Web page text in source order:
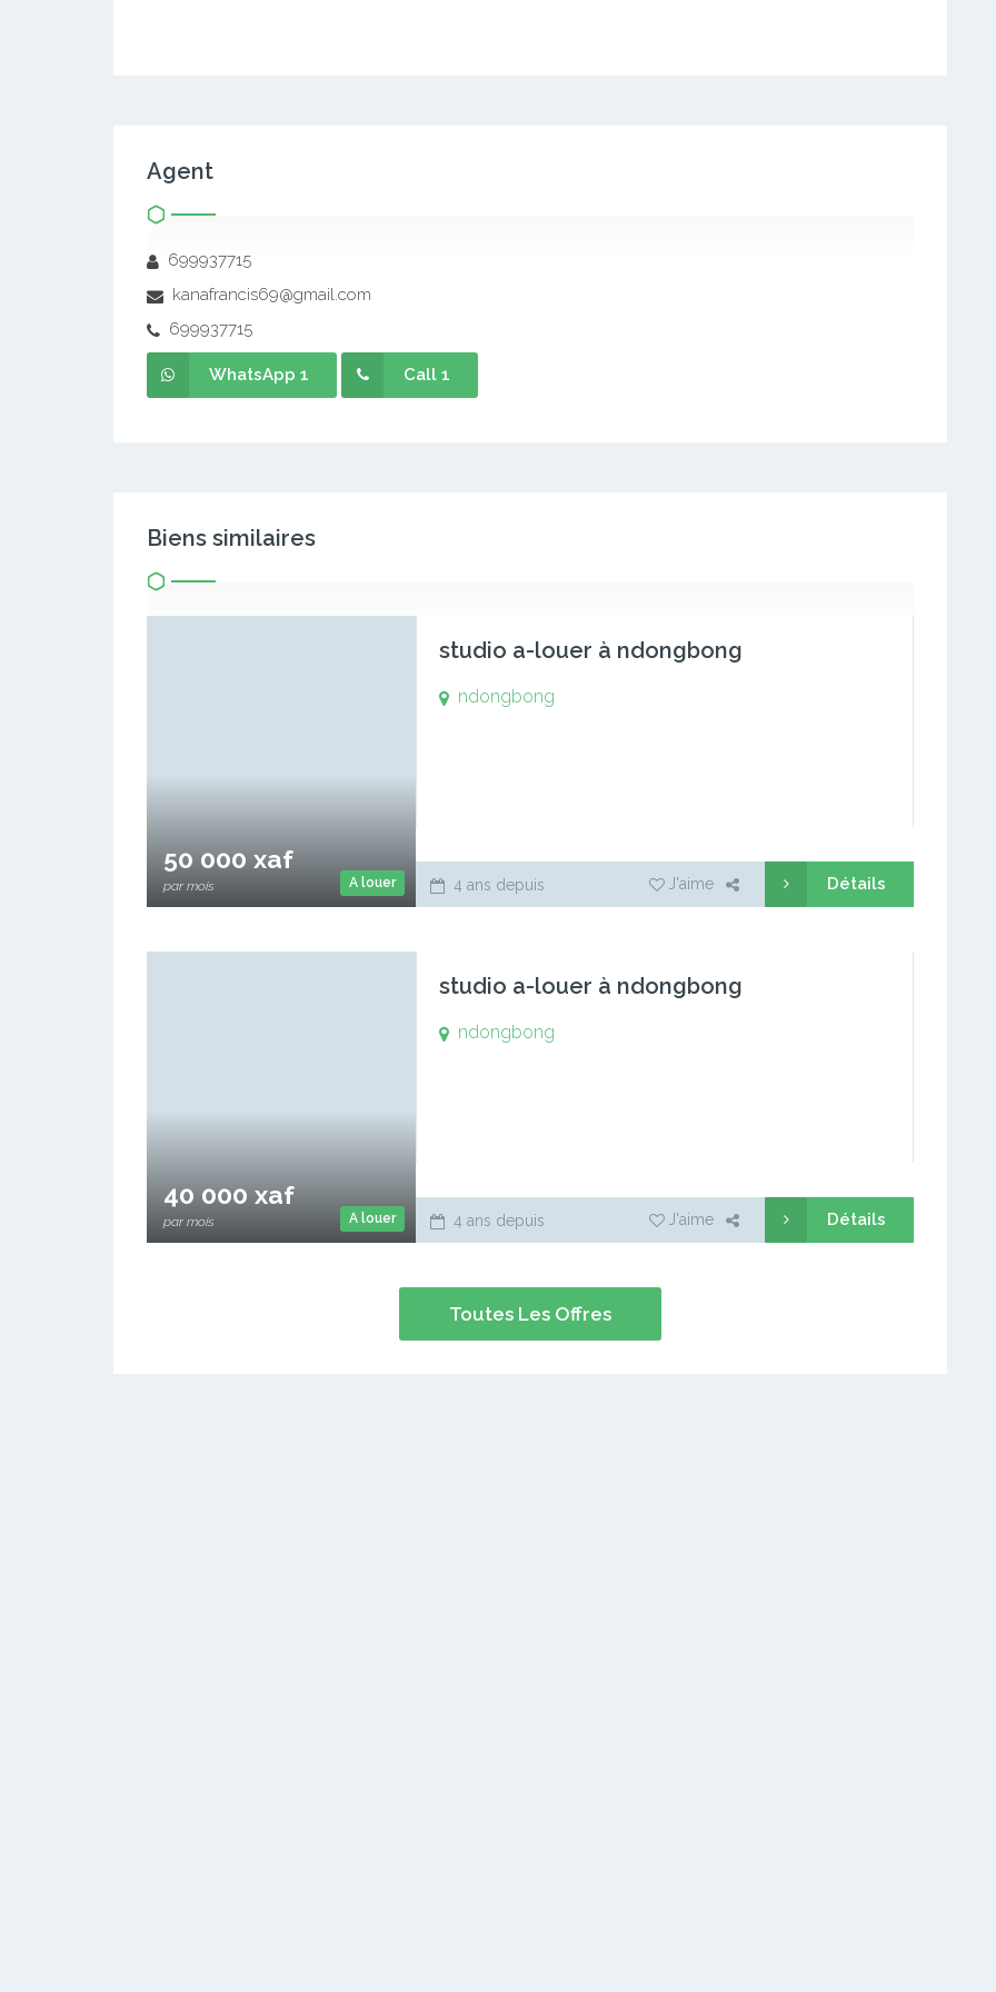
Agent
699937715
kanafrancis69@gmail.com
699937715
WhatsApp 1 Call 1
Biens similaires
A louer
50 000 xaf
par mois
studio a-louer à ndongbong
ndongbong
4 ans depuis J'aime Détails
A louer
40 000 xaf
par mois
studio a-louer à ndongbong
ndongbong
4 ans depuis J'aime Détails
Toutes Les Offres